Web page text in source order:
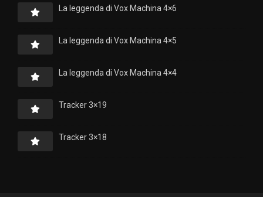
La leggenda di Vox Machina 4×6
La leggenda di Vox Machina 4×5
La leggenda di Vox Machina 4×4
Tracker 3×19
Tracker 3×18